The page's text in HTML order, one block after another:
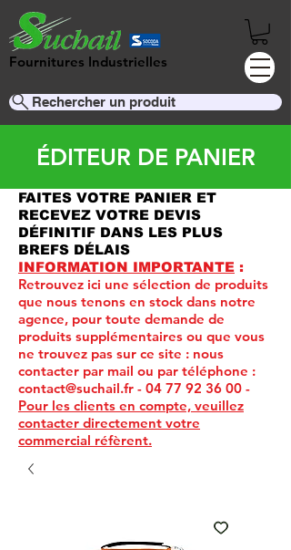
Fournitures Industrielles
Rechercher un produit
ÉDITEUR DE PANIER
FAITES VOTRE PANIER ET
RECEVEZ VOTRE DEVIS
DÉFINITIF DANS LES PLUS
BREFS DÉLAIS
INFORMATION IMPORTANTE :
Retrouvez ici une sélection de produits
que nous tenons en stock dans notre
agence, pour toute demande de
produits supplémentaires ou que vous
ne trouvez pas sur ce site : nous
contacter par mail ou par téléphone :
contact@suchail.fr - 04 77 92 36 00 -
Pour les clients en compte, veuillez
contacter directement votre
commercial réfèrent.